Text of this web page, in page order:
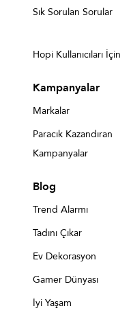
Sık Sorulan Sorular
Hopi Kullanıcıları İçin
Kampanyalar
Markalar
Paracık Kazandıran
Kampanyalar
Blog
Trend Alarmı
Tadını Çıkar
Ev Dekorasyon
Gamer Dünyası
İyi Yaşam